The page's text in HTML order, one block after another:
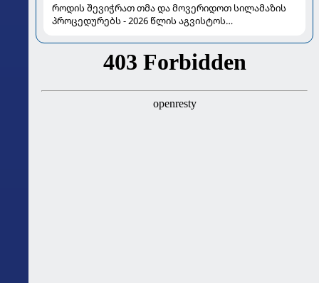
როდის შევიჭრათ თმა და მოვერიდოთ სილამაზის
პროცედურებს - 2026 წლის აგვისტოს